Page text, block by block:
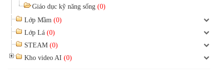
Giáo dục kỹ năng sống (0)
Lớp Mầm (0)
Lớp Lá (0)
STEAM (0)
Kho video AI (0)